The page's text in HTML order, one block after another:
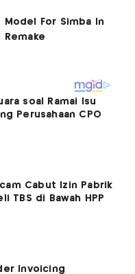
soal Ramai Isu
Perusahaan CPO
Cabut Izin Pabrik
TBS di Bawah HPP
Invoicing